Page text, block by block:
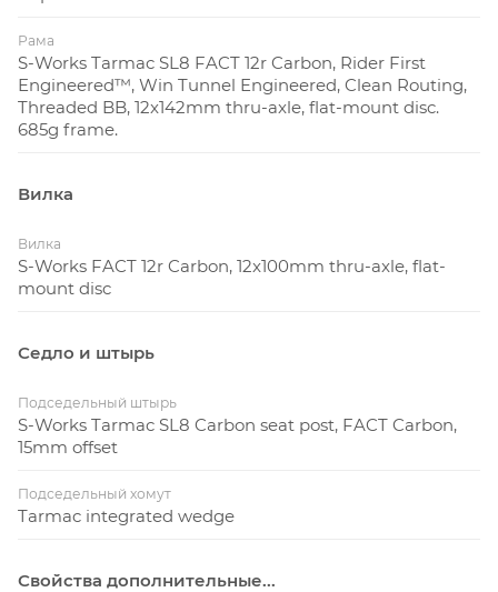
Рама
S-Works Tarmac SL8 FACT 12r Carbon, Rider First
Engineered™, Win Tunnel Engineered, Clean Routing,
Threaded BB, 12x142mm thru-axle, flat-mount disc.
685g frame.
Вилка
Вилка
S-Works FACT 12r Carbon, 12x100mm thru-axle, flat-
mount disc
Седло и штырь
Подседельный штырь
S-Works Tarmac SL8 Carbon seat post, FACT Carbon,
15mm offset
Подседельный хомут
Tarmac integrated wedge
Свойства дополнительные...